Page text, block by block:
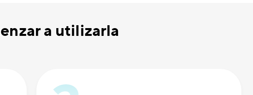
a utilizarla